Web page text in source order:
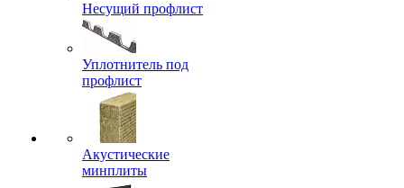
Несущий профлист
Уплотнитель под
профлист
Акустические
минплиты